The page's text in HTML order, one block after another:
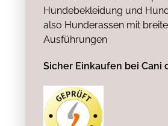
Hundebekleidung und
also Hunderassen mit
Ausführungen
Sicher Einkaufen bei Cani